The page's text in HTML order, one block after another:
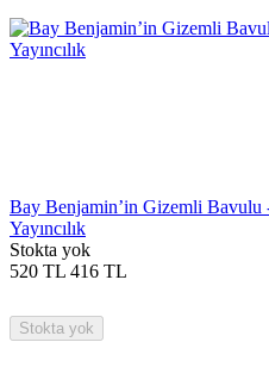
Bay Benjamin’in Gizemli
Yayıncılık
Stokta yok
520 TL 416 TL
Stokta yok